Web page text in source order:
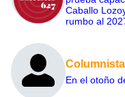
Caballo
rumbo al
En el otoño